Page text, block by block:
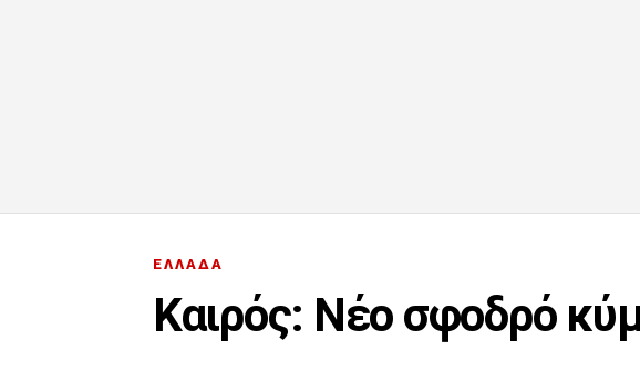
ΕΛΛΑΔΑ
Καιρός: Νέο σφοδρό